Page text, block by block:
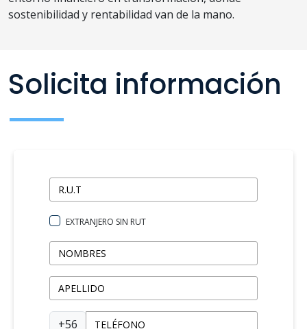
sostenibilidad y rentabilidad van de la mano.
Solicita información
EXTRANJERO SIN RUT
+56